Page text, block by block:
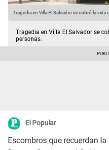
Tragedia en Villa El Salvador se cobró la vida
Tragedia en Villa El Salvador se
personas.
El Popular
Escombros que recuerdan